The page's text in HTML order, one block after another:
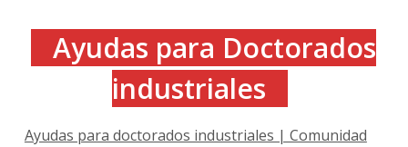
Ayudas para Doctorados
industriales
Ayudas para doctorados industriales | Comunidad